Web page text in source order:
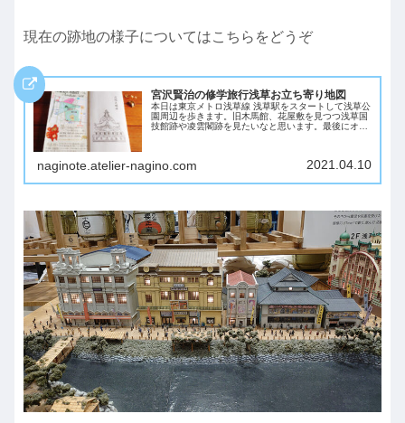
現在の跡地の様子についてはこちらをどうぞ
宮沢賢治の修学旅行浅草お立ち寄り地図
本日は東京メトロ浅草線 浅草駅をスタートして浅草公
園周辺を歩きます。旧木馬館、花屋敷を見つつ浅草国
技館跡や凌雲閣跡を見たいなと思います。最後にオマ
naginote.atelier-nagino.com 2021.04.10